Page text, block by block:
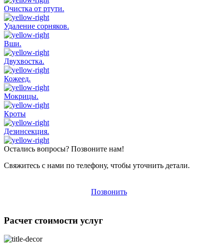
Очистка от ртути.
Удаление сорняков.
Вши.
Двухвостка.
Кожеед.
Мокрицы.
Кроты
Дезинсекция.
Остались вопросы? Позвоните нам!
Свяжитесь с нами по телефону, чтобы уточнить детали.
Позвонить
Расчет стоимости услуг